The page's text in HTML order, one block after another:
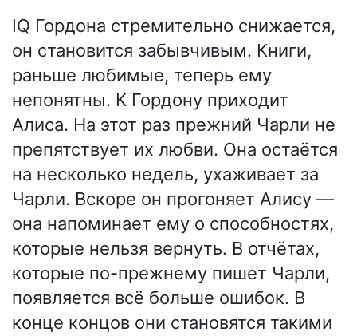
IQ Гордона стремительно снижается,
он становится забывчивым. Книги,
раньше любимые, теперь ему
непонятны. К Гордону приходит
Алиса. На этот раз прежний Чарли не
препятствует их любви. Она остаётся
на несколько недель, ухаживает за
Чарли. Вскоре он прогоняет Алису —
она напоминает ему о способностях,
которые нельзя вернуть. В отчётах,
которые по-прежнему пишет Чарли,
появляется всё больше ошибок. В
конце концов они становятся такими